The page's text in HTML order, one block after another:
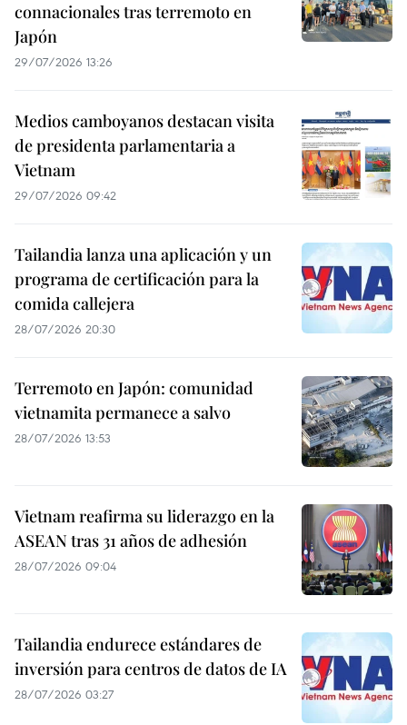
connacionales tras terremoto en
Japón
29/07/2026 13:26
Medios camboyanos destacan visita
de presidenta parlamentaria a
Vietnam
29/07/2026 09:42
Tailandia lanza una aplicación y un
programa de certificación para la
comida callejera
28/07/2026 20:30
Terremoto en Japón: comunidad
vietnamita permanece a salvo
28/07/2026 13:53
Vietnam reafirma su liderazgo en la
ASEAN tras 31 años de adhesión
28/07/2026 09:04
Tailandia endurece estándares de
inversión para centros de datos de IA
28/07/2026 03:27